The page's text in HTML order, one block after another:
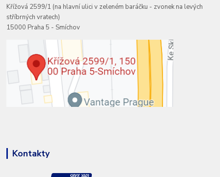
Křížová 2599/1 (na hlavní ulici v zeleném baráčku - zvonek na levých
stříbrných vratech)
15000 Praha 5 - Smíchov
Kontakty